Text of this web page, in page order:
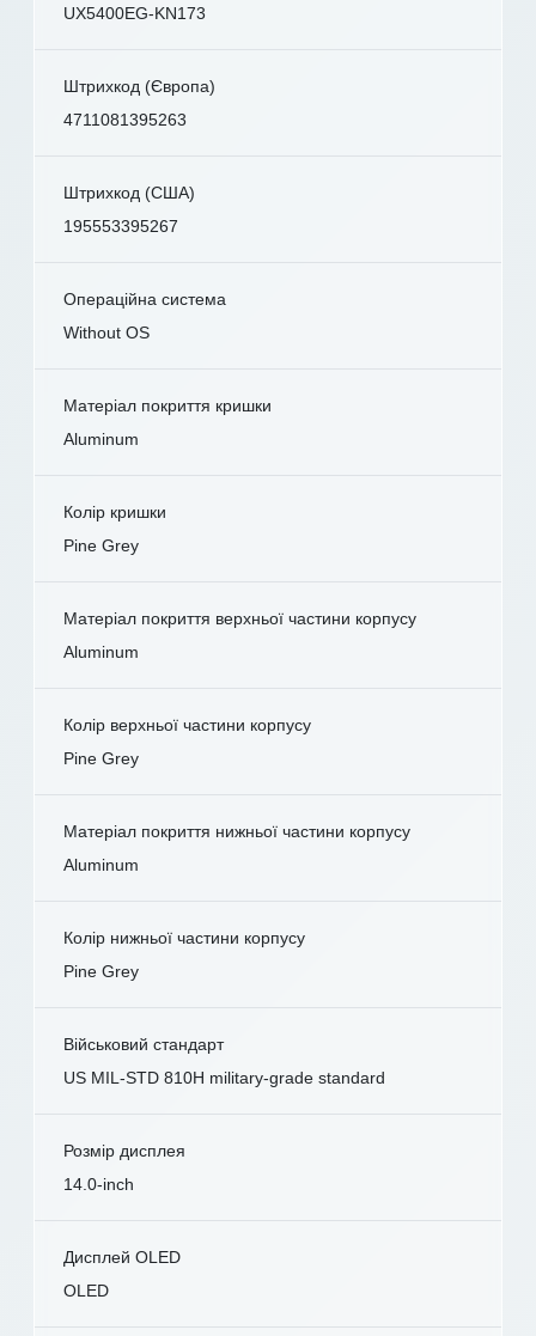
UX5400EG-KN173
Штрихкод (Європа)
4711081395263
Штрихкод (США)
195553395267
Операційна система
Without OS
Матеріал покриття кришки
Aluminum
Колір кришки
Pine Grey
Матеріал покриття верхньої частини корпусу
Aluminum
Колір верхньої частини корпусу
Pine Grey
Матеріал покриття нижньої частини корпусу
Aluminum
Колір нижньої частини корпусу
Pine Grey
Військовий стандарт
US MIL-STD 810H military-grade standard
Розмір дисплея
14.0-inch
Дисплей OLED
OLED